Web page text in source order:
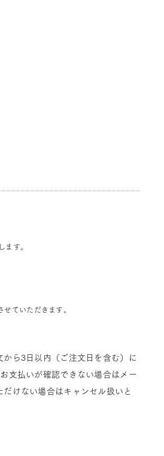
ます。
ていただきます。
ら3日以内（ご注文日を含む）に
支払いが確認できない場合はメー
けない場合はキャンセル扱いと